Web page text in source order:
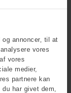
annoncer, til at
vores
vores
medier,
partnere kan
du har givet dem,